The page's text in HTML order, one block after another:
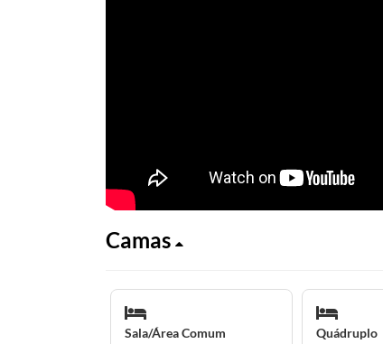
Camas
Sala/Área Comum Quádruplo